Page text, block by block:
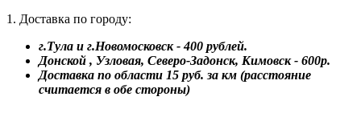
1. Доставка по городу:
г.Тула и г.Новомосковск - 400 рублей.
Донской , Узловая, Северо-Задонск, Кимовск - 600р.
Доставка по области 15 руб. за км (расстояние
считается в обе стороны)